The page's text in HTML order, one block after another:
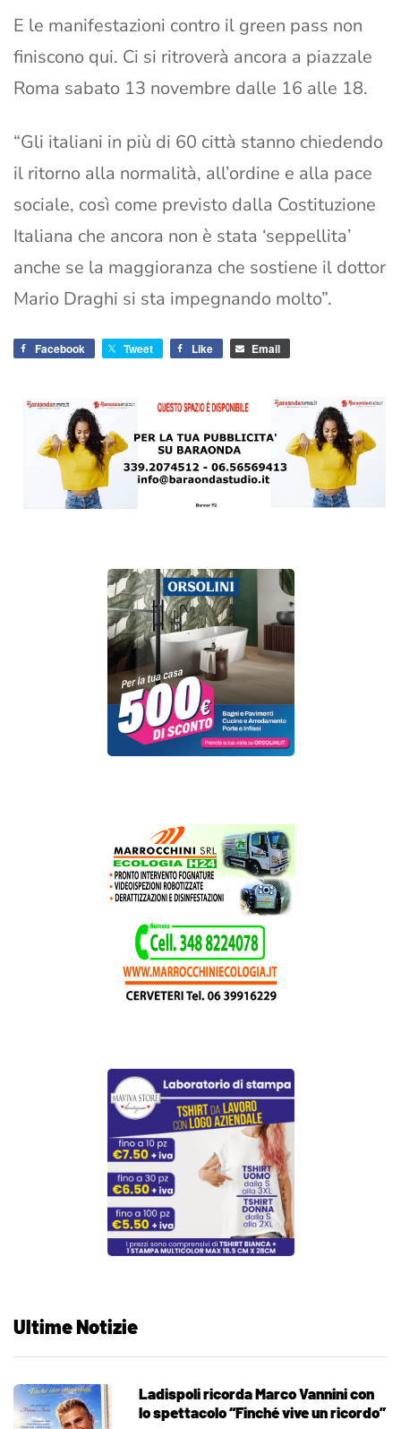
E le manifestazioni contro il green pass non
finiscono qui. Ci si ritroverà ancora a piazzale
Roma sabato 13 novembre dalle 16 alle 18.
“Gli italiani in più di 60 città stanno chiedendo
il ritorno alla normalità, all’ordine e alla pace
sociale, così come previsto dalla Costituzione
Italiana che ancora non è stata ‘seppellita’
anche se la maggioranza che sostiene il dottor
Mario Draghi si sta impegnando molto”.
Facebook Tweet Like Email
Ultime Notizie
Ladispoli ricorda Marco Vannini con
lo spettacolo “Finché vive un ricordo”